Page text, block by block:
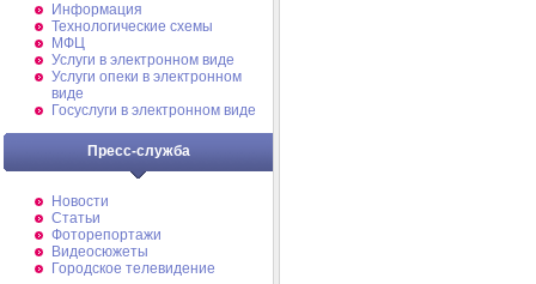
Информация
Технологические схемы
МФЦ
Услуги в электронном виде
Услуги опеки в электронном
виде
Госуслуги в электронном виде
Пресс-служба
Новости
Статьи
Фоторепортажи
Видеосюжеты
Городское телевидение